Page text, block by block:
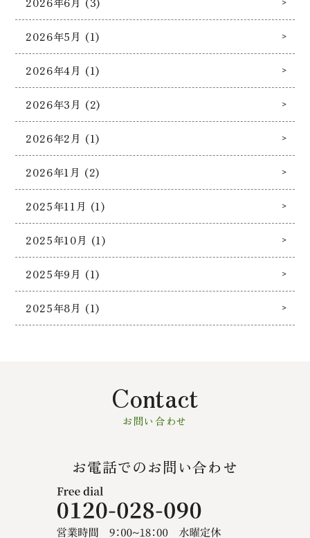
2026年5月 (1)
2026年4月 (1)
2026年3月 (2)
2026年2月 (1)
2026年1月 (2)
2025年11月 (1)
2025年10月 (1)
2025年9月 (1)
2025年8月 (1)
Contact
お問い合わせ
お電話でのお問い合わせ